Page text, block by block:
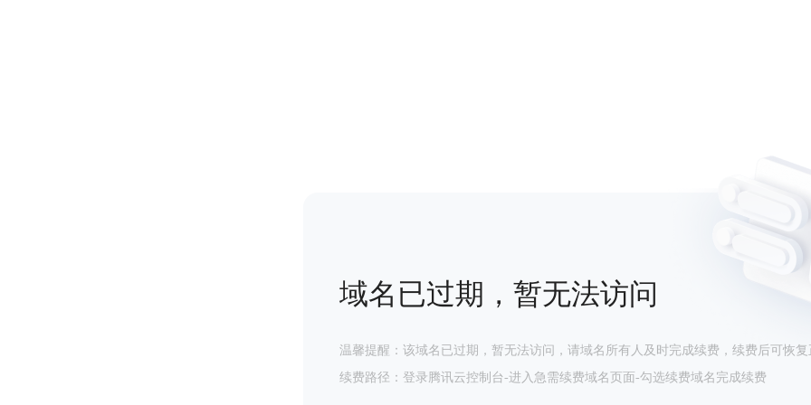
域名已过期，暂无法访问
温馨提醒：该域名已过期，暂无法访问，请域名所有人及时完成续费，续费后可恢复
续费路径：登录腾讯云控制台-进入急需续费域名页面-勾选续费域名完成续费